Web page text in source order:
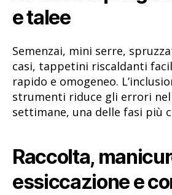
e talee
Semenzai, mini serre,
casi, tappetini riscaldanti
rapido e omogeneo.
strumenti riduce gli errori
settimane, una delle fasi più
Raccolta,
essiccazione e